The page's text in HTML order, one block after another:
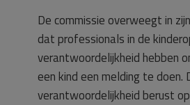
De commissie overweegt in
dat professionals in de
verantwoordelijkheid hebben
een kind een melding te doen.
verantwoordelijkheid berust